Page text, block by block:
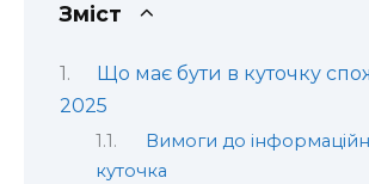
Зміст
Що має бути в куточку
2025
Вимоги до
куточка